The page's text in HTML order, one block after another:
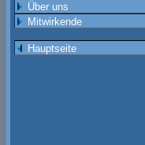
Über uns
Mitwirkende
Hauptseite